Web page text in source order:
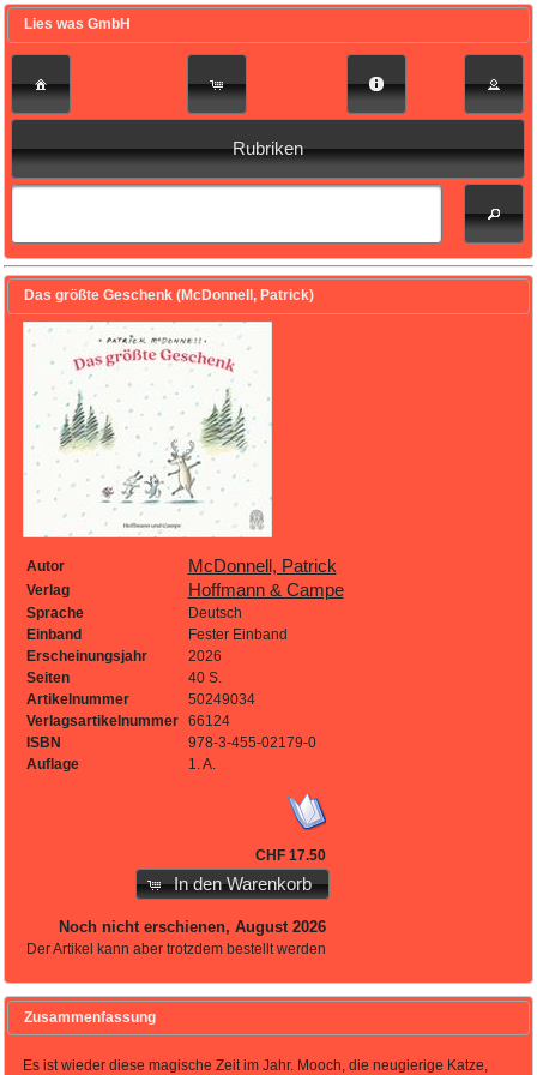
Lies was GmbH
Rubriken
Das größte Geschenk (McDonnell, Patrick)
Autor McDonnell, Patrick
Verlag Hoffmann & Campe
Sprache
Deutsch
Einband
Fester Einband
Erscheinungsjahr
2026
Seiten
40 S.
Artikelnummer
50249034
Verlagsartikelnummer
66124
ISBN
978-3-455-02179-0
Auflage
1. A.
CHF 17.50
In den Warenkorb
Noch nicht erschienen, August 2026
Der Artikel kann aber trotzdem bestellt werden
Zusammenfassung
Es ist wieder diese magische Zeit im Jahr. Mooch, die neugierige Katze,